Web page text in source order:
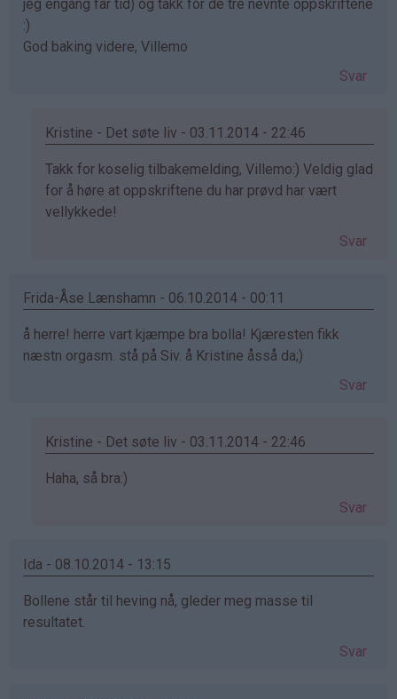
jeg engang får tid) og takk for de tre nevnte oppskriftene
:)
God baking videre, Villemo
Svar
Kristine - Det søte liv - 03.11.2014 - 22:46
Som
svar
på
bekreftet)
Takk for koselig tilbakemelding, Villemo:) Veldig glad
for å høre at oppskriftene du har prøvd har vært
vellykkede!
Svar
Frida-Åse Lænshamn - 06.10.2014 - 00:11
å herre! herre vart kjæmpe bra bolla! Kjæresten fikk
næstn orgasm. stå på Siv. å Kristine åsså da;)
Svar
Kristine - Det søte liv - 03.11.2014 - 22:46
Som
Frida-
Lænshamn
(ikke
Haha, så bra:)
Svar
Ida - 08.10.2014 - 13:15
Bollene står til heving nå, gleder meg masse til
resultatet.
Svar